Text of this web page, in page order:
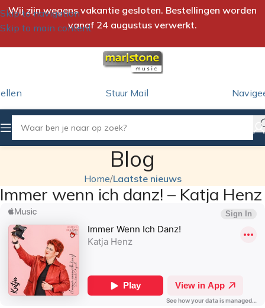
Skip to navigation
Skip to main content
Wij zijn wegens vakantie gesloten. Bestellingen worden
vanaf 24 augustus verwerkt.
Stuur Mail
Blog
Home/Laatste nieuws
Immer wenn ich danz! – Katja Henz